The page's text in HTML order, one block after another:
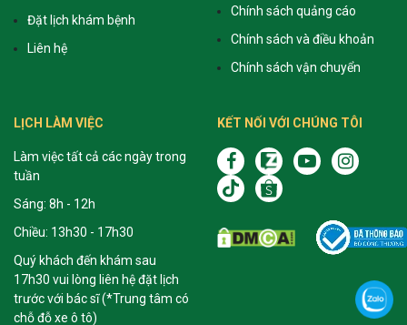
Đặt lịch khám bệnh
Liên hệ
Chính sách quảng cáo
Chính sách và điều khoản
Chính sách vận chuyển
LỊCH LÀM VIỆC
Làm việc tất cả các ngày trong
tuần
Sáng: 8h - 12h
Chiều: 13h30 - 17h30
Quý khách đến khám sau
17h30 vui lòng liên hệ đặt lịch
trước với bác sĩ (*Trung tâm có
chỗ đỗ xe ô tô)
KẾT NỐI VỚI CHÚNG TÔI